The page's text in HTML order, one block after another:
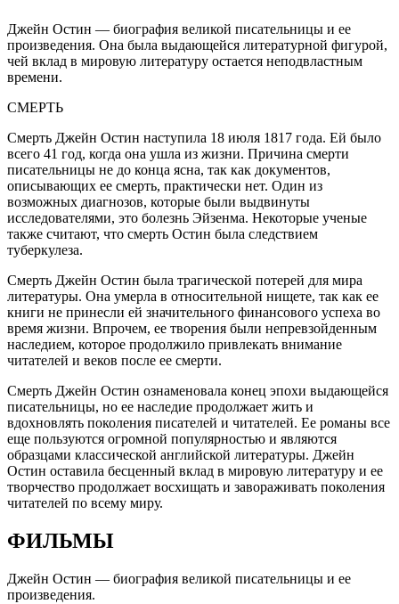
Джейн Остин — биография великой писательницы и ее
произведения. Она была выдающейся литературной фигурой,
чей вклад в мировую литературу остается неподвластным
времени.
СМЕРТЬ
Смерть Джейн Остин наступила 18 июля 1817 года. Ей было
всего 41 год, когда она ушла из жизни. Причина смерти
писательницы не до конца ясна, так как документов,
описывающих ее смерть, практически нет. Один из
возможных диагнозов, которые были выдвинуты
исследователями, это болезнь Эйзенма. Некоторые ученые
также считают, что смерть Остин была следствием
туберкулеза.
Смерть Джейн Остин была трагической потерей для мира
литературы. Она умерла в относительной нищете, так как ее
книги не принесли ей значительного финансового успеха во
время жизни. Впрочем, ее творения были непревзойденным
наследием, которое продолжило привлекать внимание
читателей и веков после ее смерти.
Смерть Джейн Остин ознаменовала конец эпохи выдающейся
писательницы, но ее наследие продолжает жить и
вдохновлять поколения писателей и читателей. Ее романы все
еще пользуются огромной популярностью и являются
образцами классической английской литературы. Джейн
Остин оставила бесценный вклад в мировую литературу и ее
творчество продолжает восхищать и завораживать поколения
читателей по всему миру.
ФИЛЬМЫ
Джейн Остин — биография великой писательницы и ее
произведения.